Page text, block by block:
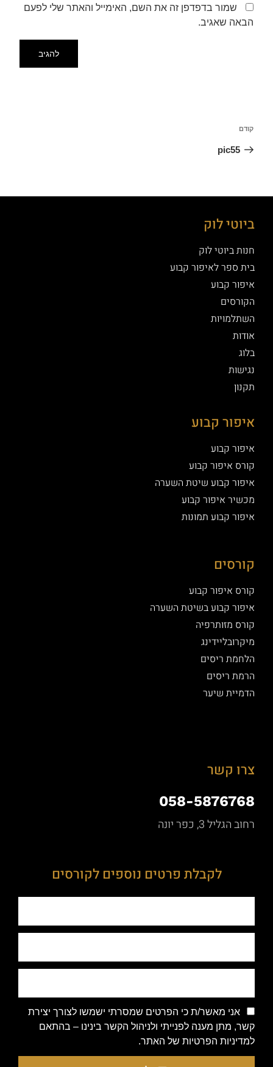
שמור בדפדפן זה את השם, האימייל והאתר שלי לפעם
הבאה שאגיב.
קודם
pic55
ביוטי לוק
חנות ביוטי לוק
בית ספר לאיפור קבוע
איפור קבוע
הקורסים
השתלמויות
אודות
בלוג
נגישות
תקנון
איפור קבוע
איפור קבוע
קורס איפור קבוע
איפור קבוע שיטת השערה
מכשיר איפור קבוע
איפור קבוע תמונות
קורסים
קורס איפור קבוע
איפור קבוע בשיטת השערה
קורס מזותרפיה
מיקרובליידינג
הלחמת ריסים
הרמת ריסים
הדמיית שיער
צרו קשר
058-5876768
רחוב הגליל 3, כפר יונה
לקבלת פרטים נוספים לקורסים
אני מאשר/ת כי הפרטים שמסרתי ישמשו לצורך יצירת
קשר, מתן מענה לפנייתי ולניהול הקשר בינינו – בהתאם
למדיניות הפרטיות של האתר.